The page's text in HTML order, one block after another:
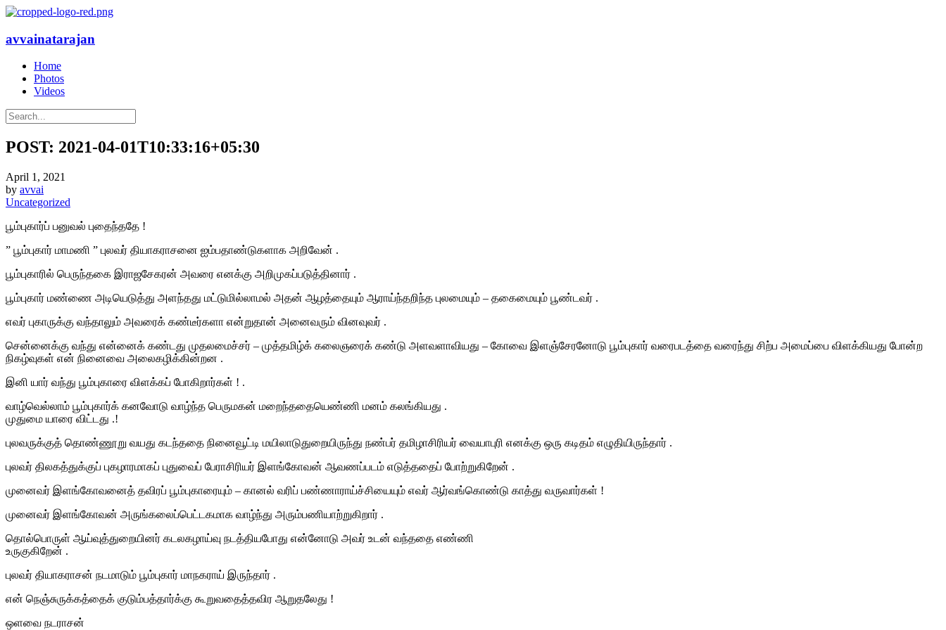
avvainatarajan
Home
Photos
Videos
POST: 2021-04-01T10:33:16+05:30
April 1, 2021
by avvai
Uncategorized
பூம்புகார்ப் பனுவல் புதைந்ததே !
” பூம்புகார் மாமணி ” புலவர் தியாகராசனை ஐம்பதாண்டுகளாக அறிவேன் .
பூம்புகாரில் பெருந்தகை இராஜசேகரன் அவரை எனக்கு அறிமுகப்படுத்தினார் .
பூம்புகார் மண்ணை அடியெடுத்து அளந்தது மட்டுமில்லாமல் அதன் ஆழத்தையும் ஆராய்ந்தறிந்த புலமையும் – தகைமையும் பூண்டவர் .
எவர் புகாருக்கு வந்தாலும் அவரைக் கண்டீர்களா என்றுதான் அனைவரும் வினவுவர் .
சென்னைக்கு வந்து என்னைக் கண்டது முதலமைச்சர் – முத்தமிழ்க் கலைஞரைக் கண்டு அளவளாவியது – கோவை இளஞ்சேரனோடு பூம்புகார் வரைபடத்தை வரைந்து சிற்ப அமைப்பை விளக்கியது போன்ற
நிகழ்வுகள் என் நினைவை அலைகழிக்கின்றன .
இனி யார் வந்து பூம்புகாரை விளக்கப் போகிறார்கள் ! .
வாழ்வெல்லாம் பூம்புகார்க் கனவோடு வாழ்ந்த பெருமகன் மறைந்ததையெண்ணி மனம் கலங்கியது .
முதுமை யாரை விட்டது .!
புலவருக்குத் தொண்ணூறு வயது கடந்ததை நினைவூட்டி மயிலாடுதுறையிருந்து நண்பர் தமிழாசிரியர் வையாபுரி எனக்கு ஒரு கடிதம் எழுதியிருந்தார் .
புலவர் திலகத்துக்குப் புகழாரமாகப் புதுவைப் பேராசிரியர் இளங்கோவன் ஆவணப்படம் எடுத்ததைப் போற்றுகிறேன் .
முனைவர் இளங்கோவனைத் தவிரப் பூம்புகாரையும் – கானல் வரிப் பண்ணாராய்ச்சியையும் எவர் ஆர்வங்கொண்டு காத்து வருவார்கள் !
முனைவர் இளங்கோவன் அருங்கலைப்பெட்டகமாக வாழ்ந்து அரும்பணியாற்றுகிறார் .
தொல்பொருள் ஆய்வுத்துறையினர் கடலகழாய்வு நடத்தியபோது என்னோடு அவர் உடன் வந்ததை எண்ணி
உருகுகிறேன் .
புலவர் தியாகராசன் நடமாடும் பூம்புகார் மாநகராய் இருந்தார் .
என் நெஞ்சுருக்கத்தைக் குடும்பத்தார்க்கு கூறுவதைத்தவிர ஆறுதலேது !
ஒளவை நடராசன்